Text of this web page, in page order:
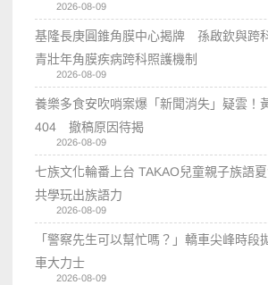
2026-08-09
基隆長庚圓錐角膜中心揭牌 孫啟欽與跨
青壯年角膜疾病跨科照護機制
2026-08-09
養樂多食安吹哨案爆「新聞消失」疑雲！
404 撤稿原因待揭
2026-08-09
七族文化輪番上台 TAKAO兒童親子族語
共學玩出族語力
2026-08-09
「警察先生可以幫忙嗎？」轎車尖峰時
車大力士
2026-08-09